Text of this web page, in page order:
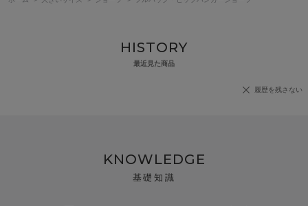
HISTORY
最近見た商品
履歴を残さない
KNOWLEDGE
基礎知識